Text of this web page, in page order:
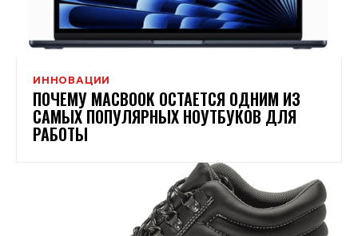
ИННОВАЦИИ
ПОЧЕМУ MACBOOK ОСТАЕТСЯ ОДНИМ ИЗ
САМЫХ ПОПУЛЯРНЫХ НОУТБУКОВ ДЛЯ
РАБОТЫ